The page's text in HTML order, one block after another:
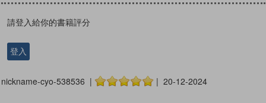
請登入給你的書籍評分
登入
nickname-cyo-538536 | | 20-12-2024